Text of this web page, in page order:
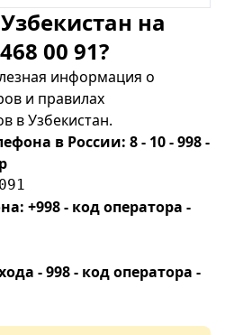
на
00 91?
информация о
и правилах
в Узбекистан.
в России: 8 - 10 - 998 -
+998 - код оператора -
- 998 - код оператора -